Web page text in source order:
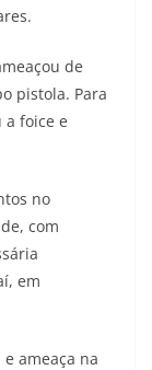
de
pistola. Para
a foice e
no
com
em
ameaça na